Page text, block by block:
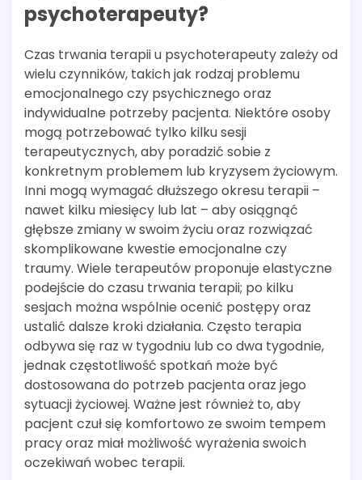
psychoterapeuty?
Czas trwania terapii u psychoterapeuty zależy od
wielu czynników, takich jak rodzaj problemu
emocjonalnego czy psychicznego oraz
indywidualne potrzeby pacjenta. Niektóre osoby
mogą potrzebować tylko kilku sesji
terapeutycznych, aby poradzić sobie z
konkretnym problemem lub kryzysem życiowym.
Inni mogą wymagać dłuższego okresu terapii –
nawet kilku miesięcy lub lat – aby osiągnąć
głębsze zmiany w swoim życiu oraz rozwiązać
skomplikowane kwestie emocjonalne czy
traumy. Wiele terapeutów proponuje elastyczne
podejście do czasu trwania terapii; po kilku
sesjach można wspólnie ocenić postępy oraz
ustalić dalsze kroki działania. Często terapia
odbywa się raz w tygodniu lub co dwa tygodnie,
jednak częstotliwość spotkań może być
dostosowana do potrzeb pacjenta oraz jego
sytuacji życiowej. Ważne jest również to, aby
pacjent czuł się komfortowo ze swoim tempem
pracy oraz miał możliwość wyrażenia swoich
oczekiwań wobec terapii.